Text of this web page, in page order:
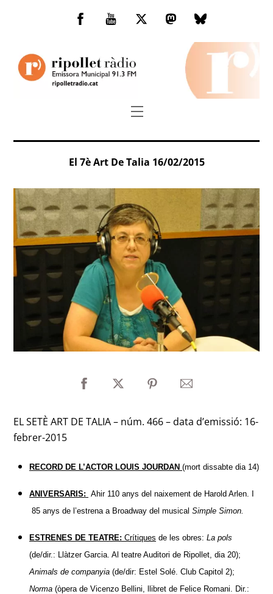
Facebook
You
TwitterMastodonBluesky
Menu
El 7è Art De Talia 16/02/2015
EL SETÈ ART DE TALIA – núm. 466 – data d’emissió: 16-
febrer-2015
RECORD DE L’ACTOR LOUIS JOURDAN (mort dissabte dia 14)
ANIVERSARIS: Ahir 110 anys del naixement de Harold Arlen. I
85 anys de l’estrena a Broadway del musical Simple Simon.
ESTRENES DE TEATRE: Crítiques de les obres: La pols
(de/dir.: Llàtzer Garcia. Al teatre Auditori de Ripollet, dia 20);
Animals de companyia (de/dir: Estel Solé. Club Capitol 2);
Norma (òpera de Vicenzo Bellini, llibret de Felice Romani. Dir.: